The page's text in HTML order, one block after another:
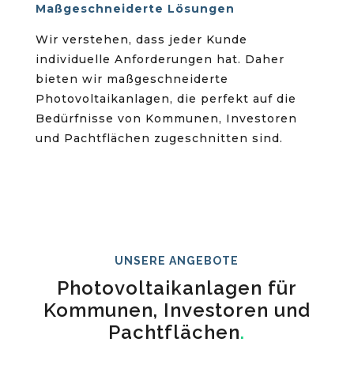
Maßgeschneiderte Lösungen
Wir verstehen, dass jeder Kunde
individuelle Anforderungen hat. Daher
bieten wir maßgeschneiderte
Photovoltaikanlagen, die perfekt auf die
Bedürfnisse von Kommunen, Investoren
und Pachtflächen zugeschnitten sind.
UNSERE ANGEBOTE
Photovoltaikanlagen für
Kommunen, Investoren und
Pachtflächen.